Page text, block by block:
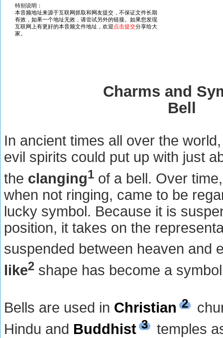
Charms and
Bell
In ancient times all over the
evil spirits could put up with just
the clanging1 of a bell. Over
when not ringing, came to be
lucky symbol. Because it is
position, it takes on the
suspended between heaven and
like2 shape has become a
Bells are used in Christian 2
Hindu and Buddhist 3
temples